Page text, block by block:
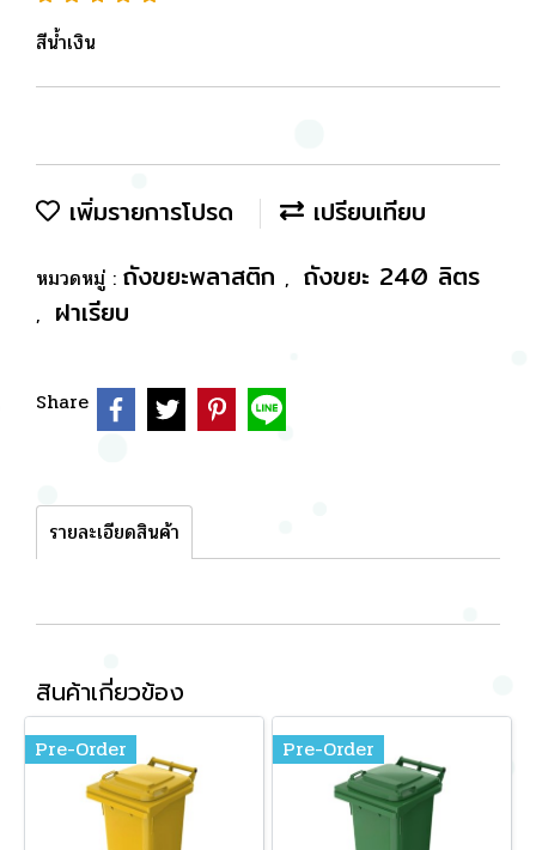
สีน้ำเงิน
เพิ่มรายการโปรด เปรียบเทียบ
หมวดหมู่ : ถังขยะพลาสติก , ถังขยะ 240 ลิตร
, ฝาเรียบ
Share
รายละเอียดสินค้า
สินค้าเกี่ยวข้อง
Pre-Order Pre-Order